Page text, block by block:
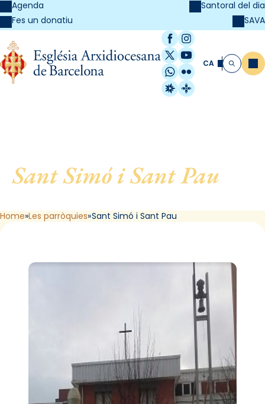
Agenda
Fes un donatiu
Santoral del dia
SAVA
Facebook
Instagram
X / Twitter
YouTube
WhatsApp
Flickr
Radio Estel
Catalunya
CA Cerca
Sant Simó i Sant Pau
Home Les parròquies Sant Simó i Sant Pau